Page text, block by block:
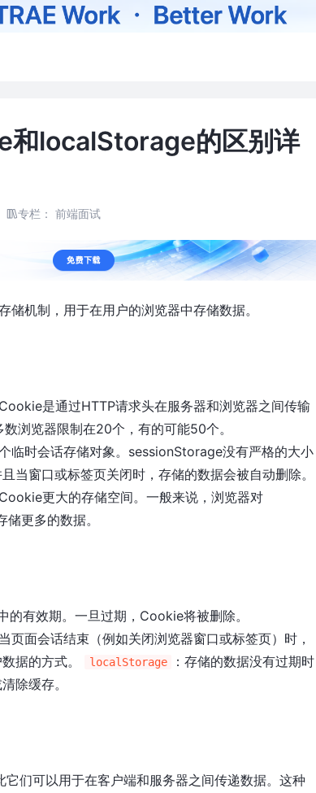
localStorage的区别详
专栏：前端面试
机制，用于在用户的浏览器中存储数据。
是通过HTTP请求头在服务器和浏览器之间传输
浏览器限制在20个，有的可能50个。
临时会话存储对象。sessionStorage没有严格的大小
当窗口或标签页关闭时，存储的数据会被自动删除。
更大的存储空间。一般来说，浏览器对
更多的数据。
有效期。一旦过期，Cookie将被删除。
页面会话结束（例如关闭浏览器窗口或标签页）时，
据的方式。
localStorage
：存储的数据没有过期时
除缓存。
它们可以用于在客户端和服务器之间传递数据。这种